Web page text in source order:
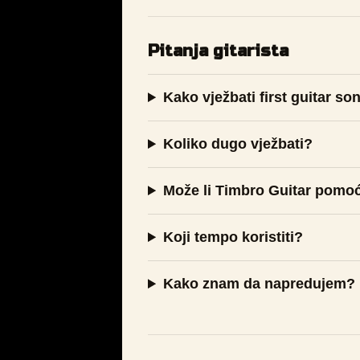
Pitanja gitarista
Kako vježbati first guitar
Koliko dugo vježbati?
Može li Timbro Guitar
Koji tempo koristiti?
Kako znam da napredujem?